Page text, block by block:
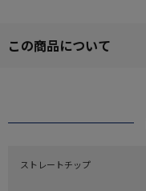
この商品について
ストレートチップ